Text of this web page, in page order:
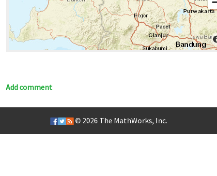
Add comment
© 2026 The MathWorks, Inc.